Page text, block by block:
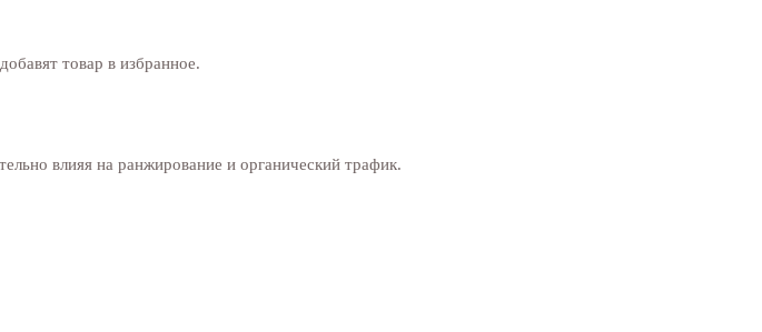
товар в избранное.
влияя на ранжирование и органический трафик.